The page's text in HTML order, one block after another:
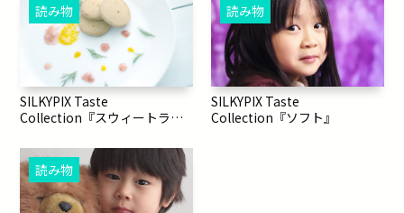
読み物
SILKYPIX Taste
Collection『スウィートライ
読み物
SILKYPIX Taste
Collection『ソフト』
読み物